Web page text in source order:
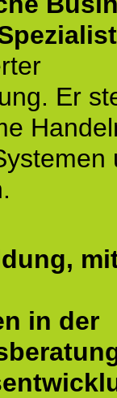
Er
in der